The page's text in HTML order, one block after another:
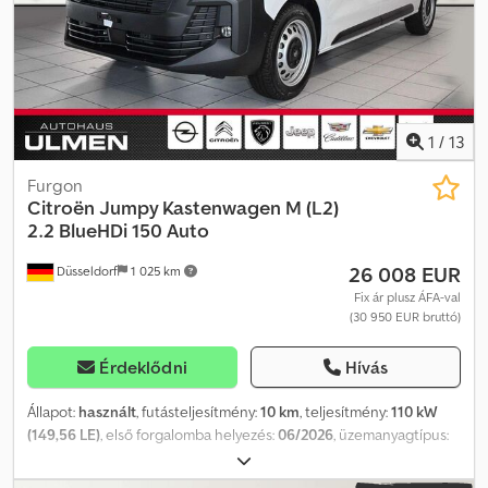
3100 kg Funkcionalitás Rakfelület magassága: 65 cm Karbantartás
APK (műszaki vizsga): érvényes 2027.01-ig Állapot Általános állapot:
átlagos Műszaki állapot: átlagos Külső állapot: átlagos Károk:
nincsenek Kulcsok száma: 1 Pénzügyi információk Lízingdíja: 194
euró havonta (kisteherautó, 72 hónap); további információkért és
feltételekért kérjük, érdeklődjön!
gumiabroncs futófelület-mélysége: 6 mm Hátsó tengely: bal oldali
gumiabroncs futófelület-mélysége: 9 mm; jobb oldali gumiabroncs
futófelület-mélysége: 9 mm Súlyok Dwedpfx Aozrny Hjbzsa Üres
súly: 1662 kg Megengedett hasznos teher: 1033 kg Össztömeg:
2695 kg Állapot Sérülések: nincsenek Pénzügyi információk
ÁFA/különadó: ÁFA levonható
1 / 13
Düsseldorf 1 025 km
Furgon
Citroën Jumpy Kastenwagen M (L2)
2.2 BlueHDi 150 Auto
26 008 EUR
Fix ár plusz ÁFA-val
(30 950 EUR bruttó)
Érdeklődni Hívás
Állapot: használt, futásteljesítmény:10 km, teljesítmény:110 kW
(149,56 LE), első forgalomba helyezés:06/2026, üzemanyagtípus:
automata
Felszereltség:ABS, elektronikus stabilitásprogram (ESP),